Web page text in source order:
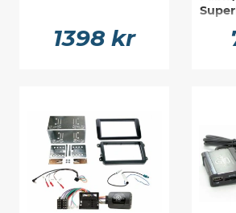
1398 kr